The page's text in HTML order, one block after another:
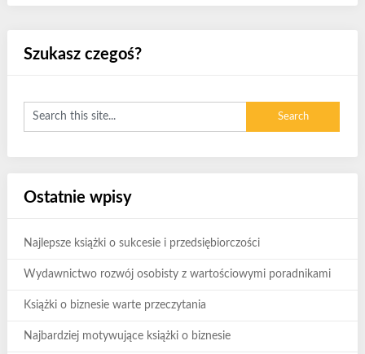
Szukasz czegoś?
Ostatnie wpisy
Najlepsze książki o sukcesie i przedsiębiorczości
Wydawnictwo rozwój osobisty z wartościowymi poradnikami
Książki o biznesie warte przeczytania
Najbardziej motywujące książki o biznesie